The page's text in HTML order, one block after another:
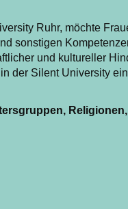
Ruhr, möchte
sonstigen
und kultureller
der Silent University